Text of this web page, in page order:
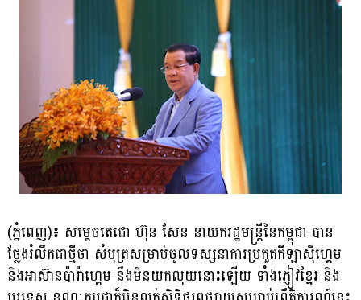
(ភ្នំពេញ)៖ សម្តេចតេជោ ហ៊ុន សែន នាយករដ្ឋមន្ត្រីនៃកម្ពុជា បាន
ថ្លែងរំលឹកជាថ្មីថា សំបុត្រសម្រាប់ចូលទស្សនាការប្រកួតកីឡាស៉ីហ្គេម
និងអាស៊ានប៉ារ៉ាហ្គេម នឹងមិនយកលុយនោះឡើយ ទាំងភ្ញៀវខ្មែរ និង